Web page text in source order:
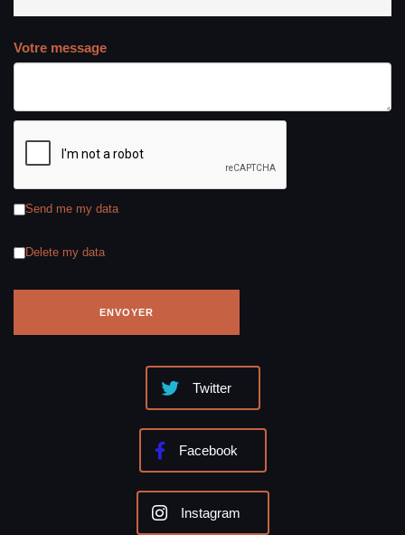
Votre message
Send me my data
Delete my data
Twitter
Facebook
Instagram